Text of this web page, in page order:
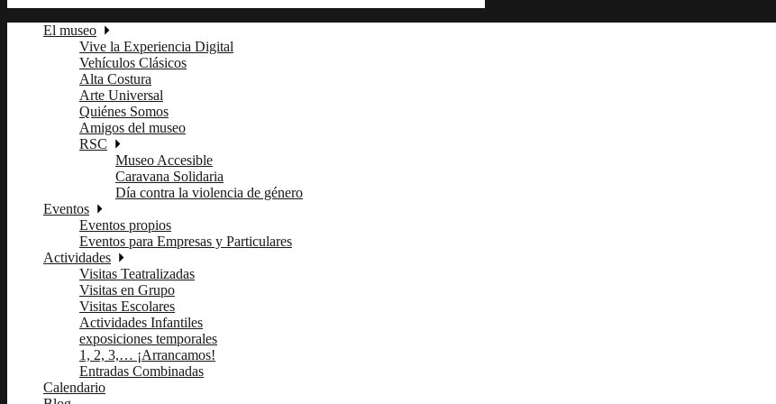
El museo
Vive la Experiencia Digital
Vehículos Clásicos
Alta Costura
Arte Universal
Quiénes Somos
Amigos del museo
RSC
Museo Accesible
Caravana Solidaria
Día contra la violencia de género
Eventos
Eventos propios
Eventos para Empresas y Particulares
Actividades
Visitas Teatralizadas
Visitas en Grupo
Visitas Escolares
Actividades Infantiles
exposiciones temporales
1, 2, 3,… ¡Arrancamos!
Entradas Combinadas
Calendario